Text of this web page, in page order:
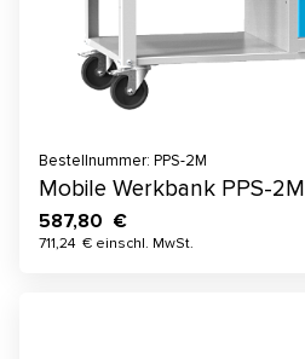
Bestellnummer: PPS-2M
Mobile Werkbank PPS-2M
587,80 €
711,24 € einschl. MwSt.